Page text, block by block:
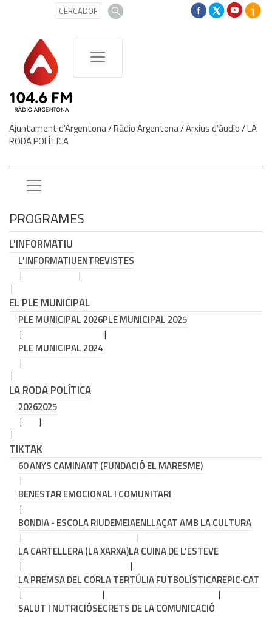
Ajuntament d'Argentona/Ràdio Argentona/Arxius d'àudio/LA
RODA POLÍTICA
PROGRAMES
L'INFORMATIU
L'INFORMATIUENTREVISTES
EL PLE MUNICIPAL
PLE MUNICIPAL 2026PLE MUNICIPAL 2025
PLE MUNICIPAL 2024
LA RODA POLÍTICA
20262025
TIKTAK
60 ANYS CAMINANT (FUNDACIÓ EL MARESME)
BENESTAR EMOCIONAL I COMUNITARI
BONDIA - ESCOLA RIUDEMEIAENLLAÇAT AMB LA CULTURA
LA CARTELLERA (LA XARXA)LA CUINA DE L'ESTEVE
LA PREMSA DEL CORLA TERTÚLIA FUTBOLÍSTICAREPIC·CAT
SALUT I NUTRICIÓSECRETS DE LA COMUNICACIÓ